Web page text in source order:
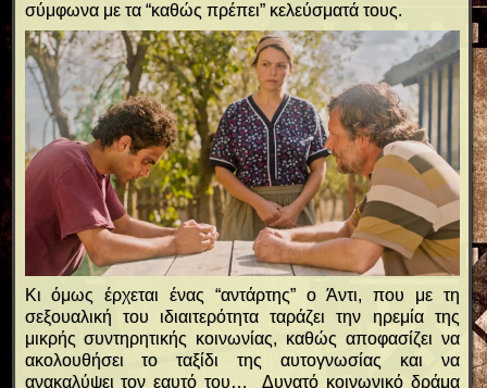
σύμφωνα με τα “καθώς πρέπει” κελεύσματά τους.
Κι όμως έρχεται ένας “αντάρτης” ο Άντι, που με τη
σεξουαλική του ιδιαιτερότητα ταράζει την ηρεμία της
μικρής συντηρητικής κοινωνίας, καθώς αποφασίζει να
ακολουθήσει το ταξίδι της αυτογνωσίας και να
ανακαλύψει τον εαυτό του… Δυνατό κοινωνικό δράμα